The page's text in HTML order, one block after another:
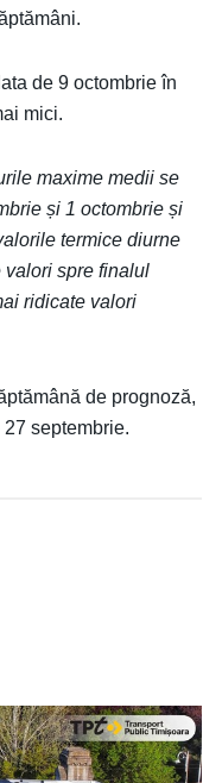
de 9 octombrie în
mici.
maxime medii se
și 1 octombrie și
termice diurne
valori spre finalul
ridicate valori
de prognoză,
septembrie.